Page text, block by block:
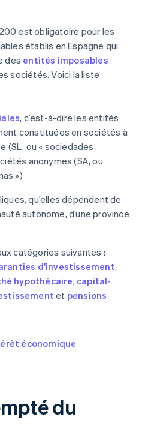
est obligatoire pour les
établis en Espagne qui
des entités imposables
sociétés. Voici la liste
, c’est-à-dire les entités
constituées en sociétés à
(SL, ou « sociedades
anonymes (SA, ou
»)
qu’elles dépendent de
autonome, d’une province
catégories suivantes :
d’investissement,
hypothécaire, capital-
et pensions
économique
du